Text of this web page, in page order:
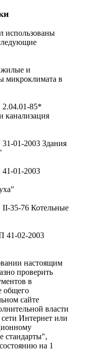
использованы
и
микроклимата в
85*
канализация
01-2003 Здания
01-2003
35-76 Котельные
41-02-2003
настоящим
проверить
в
общего
сайте
власти
Интернет или
стандарты",
на 1